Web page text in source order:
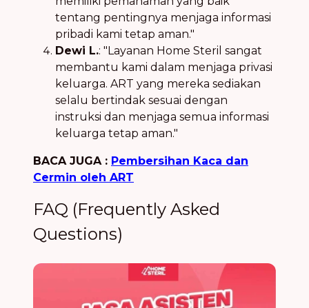
tentang pentingnya menjaga informasi
pribadi kami tetap aman."
Dewi L.: "Layanan Home Steril sangat
membantu kami dalam menjaga privasi
keluarga. ART yang mereka sediakan
selalu bertindak sesuai dengan
instruksi dan menjaga semua informasi
keluarga tetap aman."
BACA JUGA : Pembersihan Kaca dan
Cermin oleh ART
FAQ (Frequently Asked
Questions)